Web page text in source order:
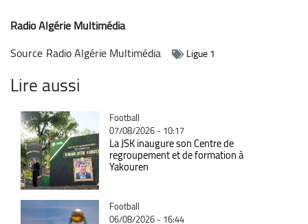
Radio Algérie Multimédia
Source Radio Algérie Multimédia Ligue 1
Lire aussi
Catégorie
Football
07/08/2026 - 10:17
La JSK inaugure son Centre de
regroupement et de formation à
Yakouren
Catégorie
Football
06/08/2026 - 16:44